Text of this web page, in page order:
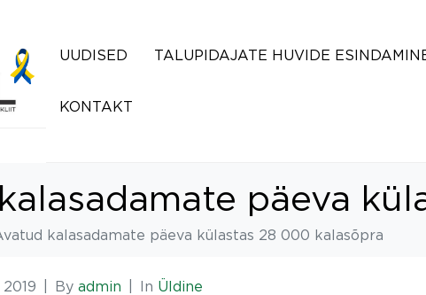
UUDISED TALUPIDAJATE HUVIDE
KONTAKT
päeva
kalasadamate päeva külastas 28 000 kalasõpra
By admin In Üldine